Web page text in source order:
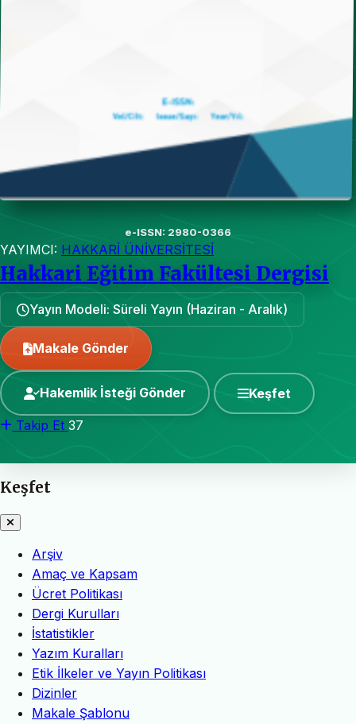
e-ISSN: 2980-0366
YAYIMCI: HAKKARİ ÜNİVERSİTESİ
Hakkari Eğitim Fakültesi Dergisi
Yayın Modeli: Süreli Yayın (Haziran - Aralık)
Makale Gönder
Hakemlik İsteği Gönder Keşfet
Takip Et 37
Keşfet
Arşiv
Amaç ve Kapsam
Ücret Politikası
Dergi Kurulları
İstatistikler
Yazım Kuralları
Etik İlkeler ve Yayın Politikası
Dizinler
Makale Şablonu